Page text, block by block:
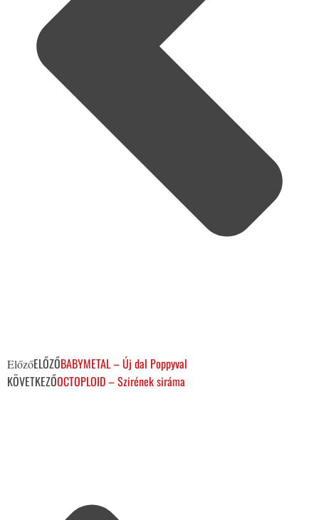
ElőzőELŐZŐBABYMETAL – Új dal Poppyval
KÖVETKEZŐOCTOPLOID – Szirének siráma